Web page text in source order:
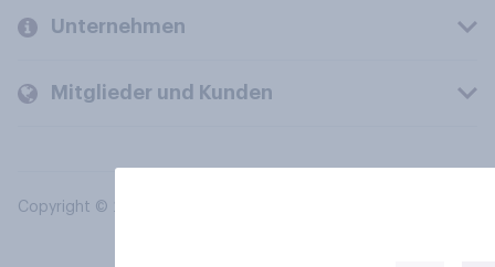
Unternehmen
Mitglieder und Kunden
Copyright © 2026 YouGov PLC. Alle Rechte vorbehalten.